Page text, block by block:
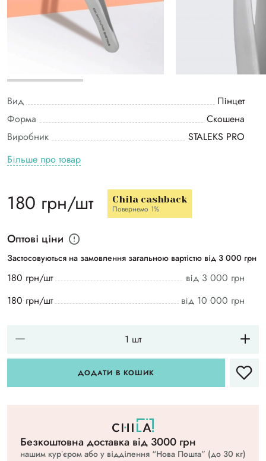
Вид
Пінцет
Форма
Скошена
Виробник
STALEKS PRO
Більше про товар
180 грн/шт Chila cashback
Повернемо 1%
Оптові ціни
Застосовуються на замовлення загальною вартістю від 3 000 грн
180 грн/шт
від 3 000 грн
180 грн/шт
від 10 000 грн
ДОДАТИ В КОШИК
Безкоштовна доставка вiд 3000 грн
нашим курʼєром або у відділення “Нова Пошта” (до 30 кг)